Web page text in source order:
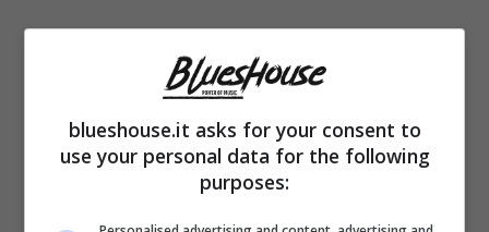
Kurt aveva solo 27 anni quando è stato
blueshouse.it asks for your consent to
use your personal data for the following
purposes: